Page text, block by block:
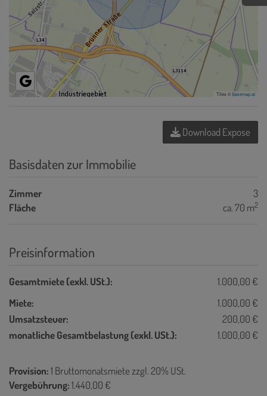
Tiles ©basemap.at
Download Expose
Basisdaten zur Immobilie
Zimmer
3
Fläche
ca. 70 m2
Preisinformation
Gesamtmiete (exkl. USt.):
1.000,00 €
Miete:
1.000,00 €
Umsatzsteuer:
200,00 €
monatliche Gesamtbelastung (exkl. USt.):
1.000,00 €
Provision:1 Bruttomonatsmiete zzgl. 20% USt.
Vergebührung:1.440,00 €